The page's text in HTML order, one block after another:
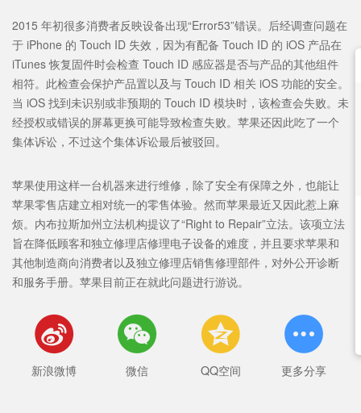
2015 年初很多消费者反映设备出现“Error53”错误。后经调查问题在
于 iPhone 的 Touch ID 失效，因为有配备 Touch ID 的 iOS 产品在
iTunes 恢复固件时会检查 Touch ID 感应器是否与产品的其他组件
相符。此检查会保护产品置以及与 Touch ID 相关 iOS 功能的安全。
当 iOS 找到未识别或非预期的 Touch ID 模块时，该检查会失败。未
经授权或错误的屏幕更换可能导致检查失败。苹果还因此吃了一个
集体诉讼，不过这个集体诉讼最后被驳回。
苹果使用这样一台机器来进行维修，除了安全有保障之外，也能让
苹果零售店建立相对统一的零售体验。然而苹果最近又因此惹上麻
烦。内布拉斯加州立法机构提议了“Right to Repair”立法。该项立法
旨在降低顾客和独立修理店修理电子设备的难度，并且要求苹果和
其他制造商向消费者以及独立修理店销售修理部件，对外公开诊断
和服务手册。苹果目前正在就此问题进行游说。

新浪微博

微信

QQ空间

更多分享